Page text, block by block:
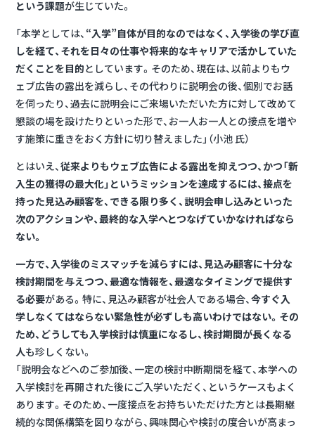
という課題が生じていた。
「本学としては、 “入学”自体が目的なのではなく、入学後の学び直
しを経て、それを日々の仕事や将来的なキャリアで活かしていた
だくことを目的としています。そのため、現在は、以前よりもウ
ェブ広告の露出を減らし、その代わりに説明会の後、個別でお話
を伺ったり、過去に説明会にご来場いただいた方に対して改めて
懇談の場を設けたりといった形で、お一人お一人との接点を増や
す施策に重きをおく方針に切り替えました」（小池 氏）
とはいえ、従来よりもウェブ広告による露出を抑えつつ、かつ「新
入生の獲得の最大化」というミッションを達成するには、接点を
持った見込み顧客を、できる限り多く、説明会申し込みといった
次のアクションや、最終的な入学へとつなげていかなければなら
ない。
一方で、入学後のミスマッチを減らすには、見込み顧客に十分な
検討期間を与えつつ、最適な情報を、最適なタイミングで提供す
る必要がある。特に、見込み顧客が社会人である場合、今すぐ入
学しなくてはならない緊急性が必ずしも高いわけではない。その
ため、どうしても入学検討は慎重になるし、検討期間が長くなる
人も珍しくない。
「説明会などへのご参加後、一定の検討中断期間を経て、本学への
入学検討を再開された後にご入学いただく、というケースもよく
あります。そのため、一度接点をお持ちいただけた方とは長期継
続的な関係構築を図りながら、興味関心や検討の度合いが高まっ